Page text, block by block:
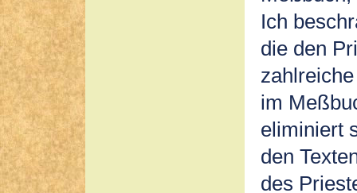
Ich
die den
im
eliminiert
den
des